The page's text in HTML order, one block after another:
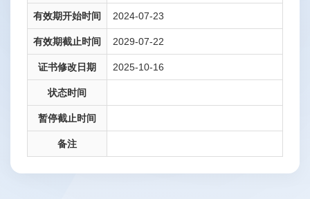
有效期开始时间 2024-07-23
有效期截止时间 2029-07-22
证书修改日期 2025-10-16
状态时间
暂停截止时间
备注